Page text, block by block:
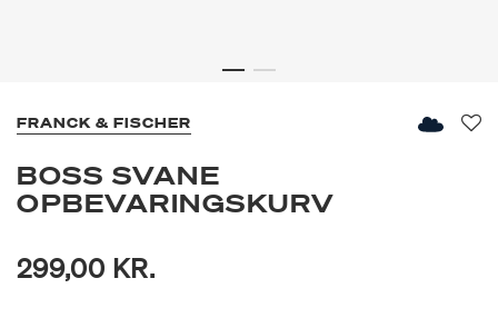
FRANCK & FISCHER
BOSS SVANE
OPBEVARINGSKURV
299,00 KR.